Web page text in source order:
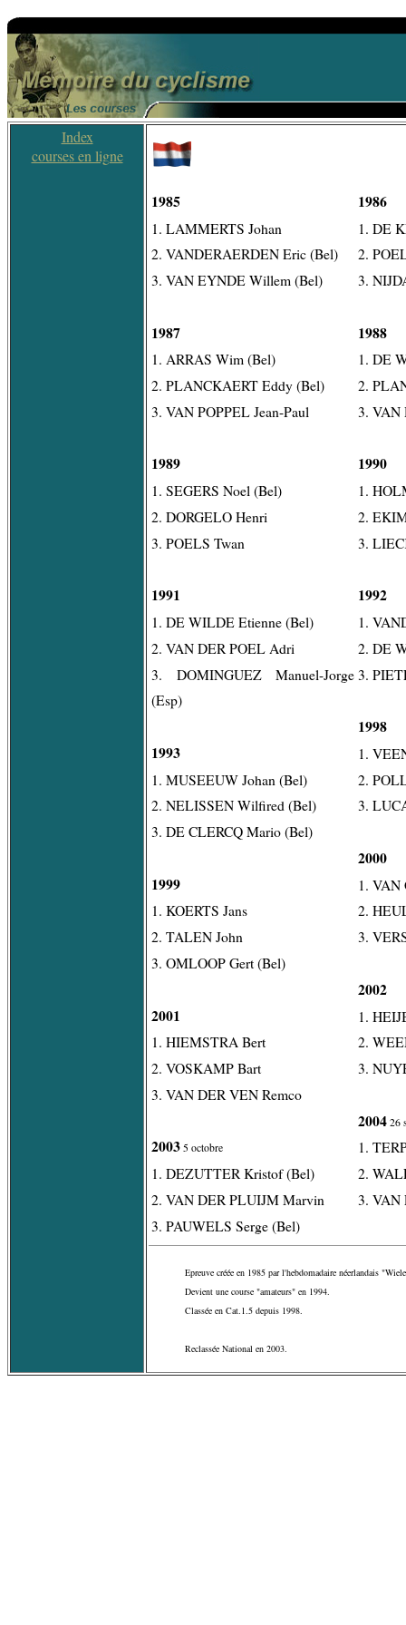
Index
courses en ligne
1985
1. LAMMERTS Johan
2. VANDERAERDEN Eric (Bel)
3. VAN EYNDE Willem (Bel)
1987
1. ARRAS Wim (Bel)
2. PLANCKAERT Eddy (Bel)
3. VAN POPPEL Jean-Paul
1989
1. SEGERS Noel (Bel)
2. DORGELO Henri
3. POELS Twan
1991
1. DE WILDE Etienne (Bel)
2. VAN DER POEL Adri
3. DOMINGUEZ Manuel-Jorge
(Esp)
1993
1. MUSEEUW Johan (Bel)
2. NELISSEN Wilfired (Bel)
3. DE CLERCQ Mario (Bel)
1999
1. KOERTS Jans
2. TALEN John
3. OMLOOP Gert (Bel)
2001
1. HIEMSTRA Bert
2. VOSKAMP Bart
3. VAN DER VEN Remco
2003 5 octobre
1. DEZUTTER Kristof (Bel)
2. VAN DER PLUIJM Marvin
3. PAUWELS Serge (Bel)
1986
1. DE
2.
3.
1988
1. DE
2.
3. VAN
1990
1.
2.
3.
1992
1.
2. DE
3.
1998
1.
2.
3.
2000
1. VAN
2.
3.
2002
1.
2.
3.
2004 26
1.
2.
3. VAN
Epreuve créée en 1985 par l'hebdomadaire néerlandais
Devient une course "amateurs" en 1994.
Classée en Cat.1.5 depuis 1998.
Reclassée National en 2003.